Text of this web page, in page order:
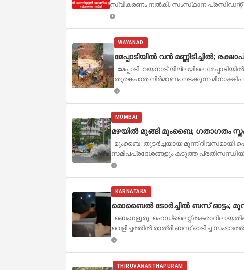
സ്വീകരണം നൽകി. സംസ്‌ഥാന പ്രസിഡന്റ്
WAYANAD
മേപ്പാടിയിൽ വൻ മണ്ണിടിച്ചിൽ;
മേപ്പാടി: വയനാട് ജില്ലയിലെ
തുരങ്കപാത നിർമാണം നടക്കുന്ന
MUMBAI
മഴയിൽ മുങ്ങി മുംബൈ; ഗതാഗതം
മുംബൈ: തുടർച്ചയായ മൂന്ന് ദിവസമായി
സമീപപ്രദേശങ്ങളും കടുത്ത
KARNATAKA
മൊബൈൽ ടോർച്ചിൽ ബസ് ഓട്ടം;
ബെംഗളൂരു: ഹെഡ്‌ലൈറ്റ്
വെളിച്ചത്തിൽ രാത്രി ബസ് ഓടിച്ച
THIRUVANANTHAPURAM